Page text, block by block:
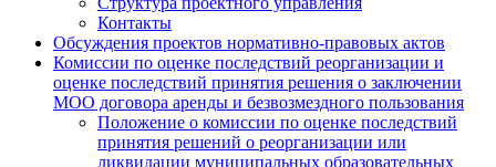
Контакты
Обсуждения проектов нормативно-правовых актов
Комиссии по оценке последствий реорганизации и
оценке последствий принятия решения о заключении
МОО договора аренды и безвозмездного пользования
Положение о комиссии по оценке последствий
принятия решений о реорганизации или
ликвидации муниципальных образовательных